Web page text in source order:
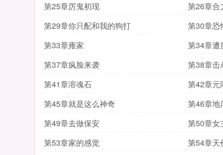
第25章厉鬼初现
第26章合
第29章你只配和我的狗打
第30章恐
第33章雍家
第34章遭
第37章疯脸来袭
第38章击
第41章溶魂石
第42章元
第45章就是这么神奇
第46章地
第49章去做保安
第50章女
第53章家的感觉
第54章天